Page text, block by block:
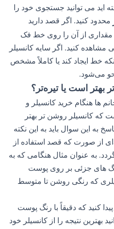
اید می توانید جستجوی خود را
کنید. اگر قصد دارید
مقداری از آن را روی خط فک
مشاهده کنید. اگر سایه کانسیلر
خط ایجاد کند یا کاملاً مشخص
می‌شود.
بهتر است یا تیره‌تر؟
ها هنگام خرید کانسیلر و
که کانسیلر روشن تر بهتر
به این سوال باید به این نکته
از صورت که قصد استفاده از
به عنوان مثال هنگامی که به
های جزئی بر روی پوست
که رنگی روشن تا متوسط
کنید که دقیقاً با رنگ پوست
بهترین نتیجه را از کانسیلر خود